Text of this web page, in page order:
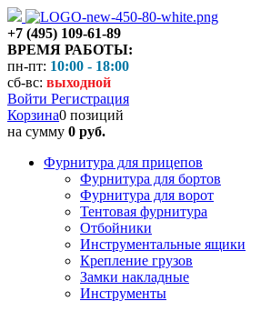
+7 (495) 109-61-89
ВРЕМЯ РАБОТЫ:
пн-пт: 10:00 - 18:00
сб-вс: выходной
Войти Регистрация
Корзина0 позиций
на сумму 0 руб.
Фурнитура для прицепов
Фурнитура для бортов
Фурнитура для ворот
Тентовая фурнитура
Отбойники
Инструментальные ящики
Крепление грузов
Замки накладные
Инструменты